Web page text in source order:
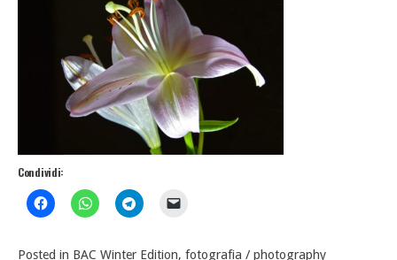
Condividi:
Posted in BAC Winter Edition, fotografia / photography